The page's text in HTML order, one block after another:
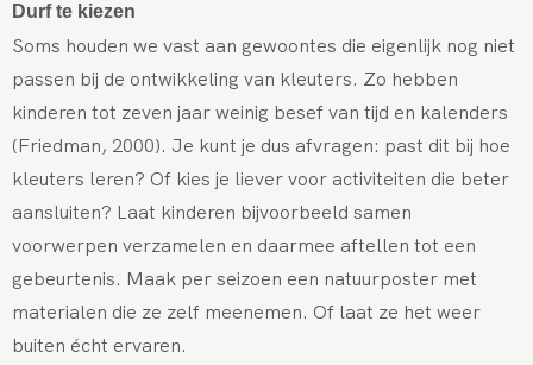
Durf te kiezen
Soms houden we vast aan gewoontes die eigenlijk nog niet
passen bij de ontwikkeling van kleuters. Zo hebben
kinderen tot zeven jaar weinig besef van tijd en kalenders
(Friedman, 2000). Je kunt je dus afvragen: past dit bij hoe
kleuters leren? Of kies je liever voor activiteiten die beter
aansluiten? Laat kinderen bijvoorbeeld samen
voorwerpen verzamelen en daarmee aftellen tot een
gebeurtenis. Maak per seizoen een natuurposter met
materialen die ze zelf meenemen. Of laat ze het weer
buiten écht ervaren.